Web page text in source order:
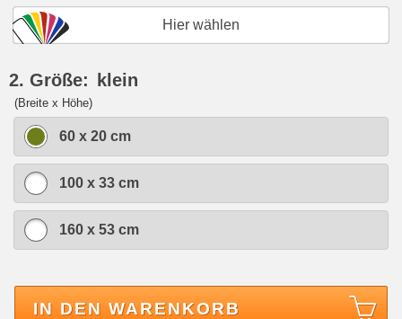
Hier wählen
2. Größe: klein
(Breite x Höhe)
60 x 20 cm
100 x 33 cm
160 x 53 cm
IN DEN WARENKORB